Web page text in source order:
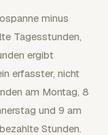
minus
Tagesstunden,
ergibt
erfasster, nicht
am Montag, 8
und 9 am
Stunden.